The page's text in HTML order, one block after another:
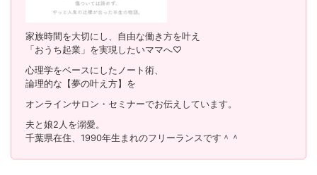
家族時間を大切にし、自由な働き方を叶え
「おうち起業」を実現したいママへ♡
心理学をベースにしたノート術、
論理的な【夢の叶え方】を
オンラインサロン・セミナーでお伝えしています。
夫と娘2人を溺愛。
千葉県在住、1990年生まれのフリーランスです＾＾